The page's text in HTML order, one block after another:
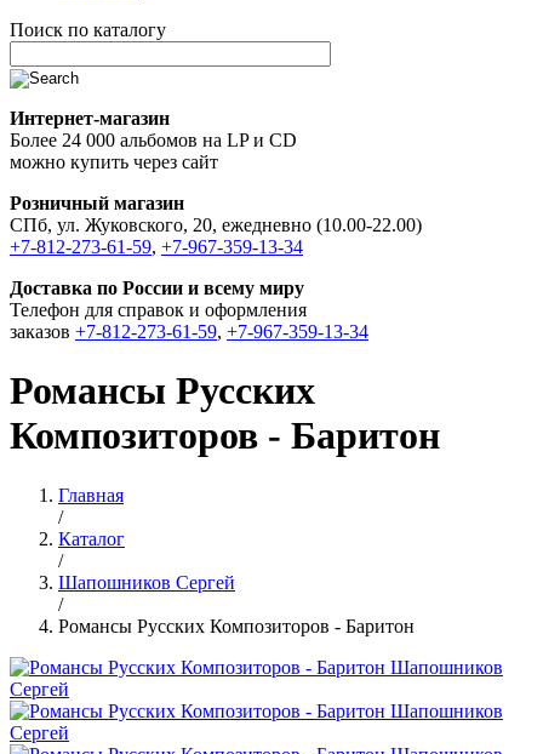
Поиск по каталогу
Интернет-магазин
Более 24 000 альбомов на LP и CD
можно купить через сайт
Розничный магазин
СПб, ул. Жуковского, 20, ежедневно (10.00-22.00)
+7-812-273-61-59, +7-967-359-13-34
Доставка по России и всему миру
Телефон для справок и оформления
заказов +7-812-273-61-59, +7-967-359-13-34
Романсы Русских
Композиторов - Баритон
Главная
/
Каталог
/
Шапошников Сергей
/
Романсы Русских Композиторов - Баритон